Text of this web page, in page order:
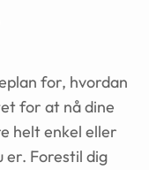
for, hvordan
for at nå dine
helt enkel eller
Forestil dig